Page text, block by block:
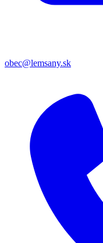
obec@lemsany.sk